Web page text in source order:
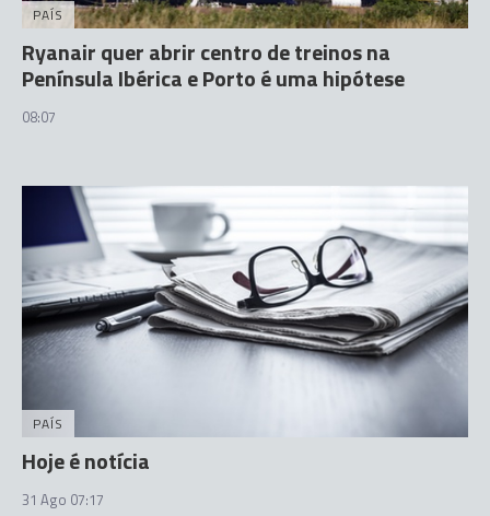
PAÍS
Ryanair quer abrir centro de treinos na
Península Ibérica e Porto é uma hipótese
08:07
PAÍS
Hoje é notícia
31 Ago 07:17